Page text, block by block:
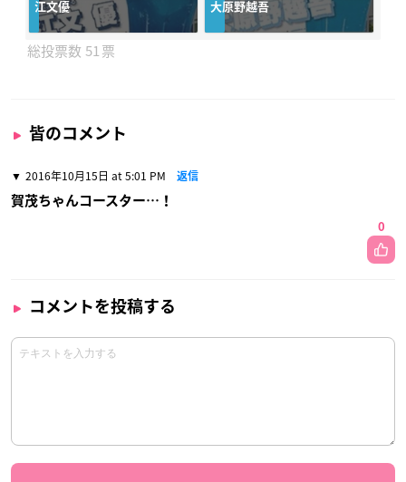
江文優 大原野越吾
51
皆のコメント
2016年10月15日 at 5:01 PM 返信
賀茂ちゃんコースター…！
0
コメントを投稿する